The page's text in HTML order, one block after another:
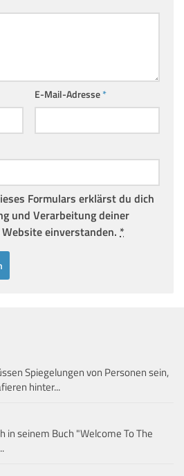
E-Mail-Adresse*
Formulars erklärst du dich
und Verarbeitung deiner
einverstanden. *
Spiegelungen von Personen sein,
hinter...
in seinem Buch "Welcome To The